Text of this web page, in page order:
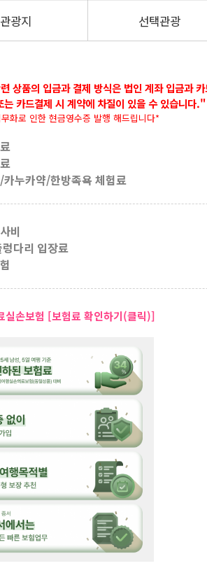
관광지 선택관광
상품의 입금과 결제 방식은 법인 계좌 입금과
는 카드결제 시 계약에 차질이 있을 수 있습니다."
화로 인한 현금영수증 발행 해드립니다*
누카약/한방족욕 체험료
비
다리 입장료
실손보험 [보험료 확인하기(클릭)]